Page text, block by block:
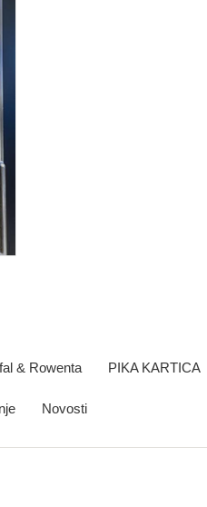
& Rowenta PIKA KARTICA
Novosti